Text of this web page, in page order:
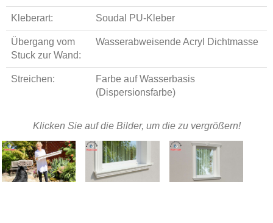
Kleberart: Soudal PU-Kleber
Übergang vom
Stuck zur Wand:
Wasserabweisende Acryl Dichtmasse
Streichen:
Farbe auf Wasserbasis
(Dispersionsfarbe)
Klicken Sie auf die Bilder, um die zu vergrößern!